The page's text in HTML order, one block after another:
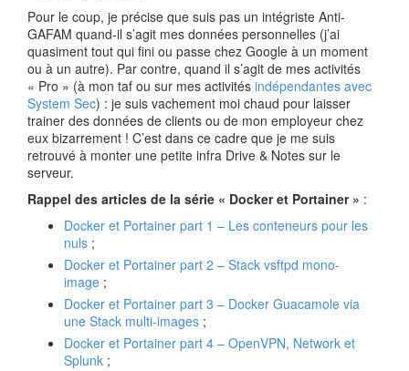
Pour le coup, je précise que suis pas un intégriste Anti-
GAFAM quand-il s’agit mes données personnelles (j’ai
quasiment tout qui fini ou passe chez Google à un moment
ou à un autre). Par contre, quand il s’agit de mes activités
« Pro » (à mon taf ou sur mes activités indépendantes avec
System Sec) : je suis vachement moi chaud pour laisser
trainer des données de clients ou de mon employeur chez
eux bizarrement ! C’est dans ce cadre que je me suis
retrouvé à monter une petite infra Drive & Notes sur le
serveur.
Rappel des articles de la série « Docker et Portainer » :
Docker et Portainer part 1 – Les conteneurs pour les
nuls ;
Docker et Portainer part 2 – Stack vsftpd mono-
image ;
Docker et Portainer part 3 – Docker Guacamole via
une Stack multi-images ;
Docker et Portainer part 4 – OpenVPN, Network et
Splunk ;